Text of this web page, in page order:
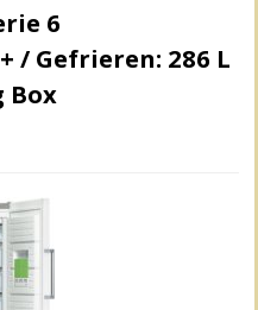
6
/ Gefrieren: 286 L
Box